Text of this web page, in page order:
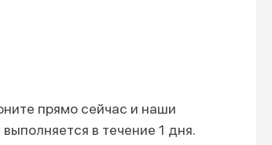
прямо сейчас и наши
в течение 1 дня.